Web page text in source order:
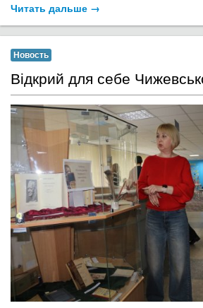
Читать дальше →
Новость
​Відкрий для себе